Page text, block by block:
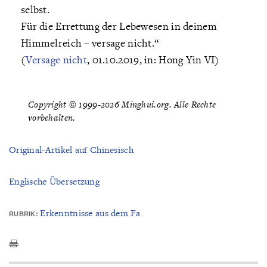
selbst.
Für die Errettung der Lebewesen in deinem
Himmelreich – versage nicht.“
(Versage nicht, 01.10.2019, in: Hong Yin VI)
Copyright © 1999-2026 Minghui.org. Alle Rechte
vorbehalten.
Original-Artikel auf Chinesisch
Englische Übersetzung
RUBRIK: Erkenntnisse aus dem Fa